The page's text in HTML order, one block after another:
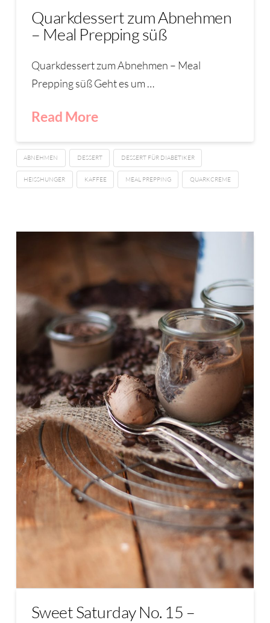
Quarkdessert zum Abnehmen
– Meal Prepping süß
Quarkdessert zum Abnehmen – Meal
Prepping süß Geht es um …
Read More
ABNEHMEN DESSERT DESSERT FÜR DIABETIKER
HEISSHUNGER KAFFEE MEAL PREPPING QUARKCREME
Sweet Saturday No. 15 –